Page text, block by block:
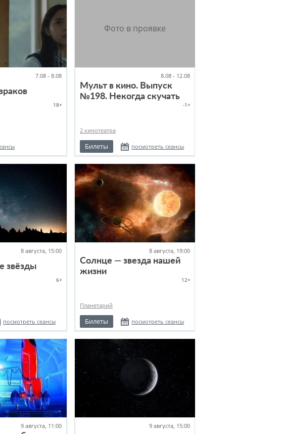
7.08 - 8.08
18+
8.08 - 12.08
Мульт в кино. Выпуск
№198. Некогда скучать
-1+
2 кинотеатра
Билеты посмотреть сеансы
8 августа, 15:00
звёзды
6+
посмотреть сеансы
8 августа, 19:00
Солнце — звезда нашей
жизни
12+
Планетарий
Билеты посмотреть сеансы
9 августа, 11:00 9 августа, 15:00